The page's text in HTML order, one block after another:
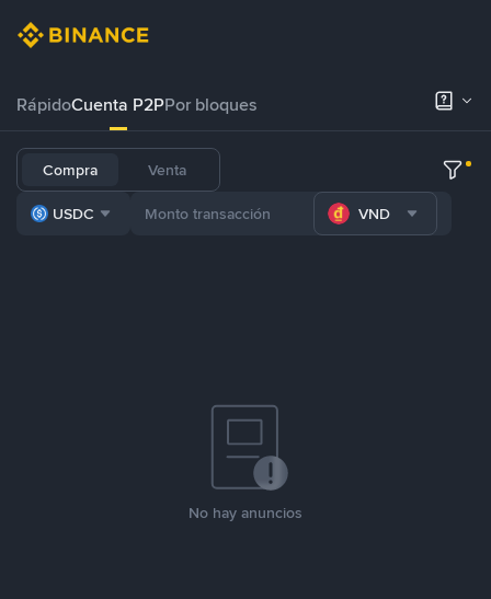
RápidoCuenta P2PPor bloques
Compra Venta
USDC VND
No hay anuncios